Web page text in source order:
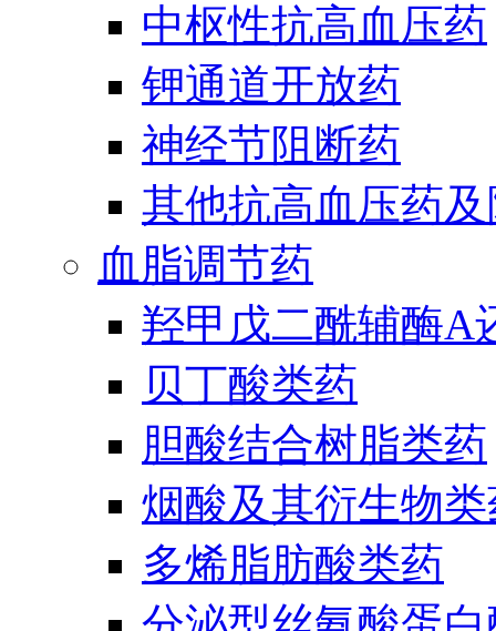
中枢性抗高血压药
钾通道开放药
神经节阻断药
其他抗高血压药
血脂调节药
羟甲戊二酰辅酶A
贝丁酸类药
胆酸结合树脂类药
烟酸及其衍生物
多烯脂肪酸类药